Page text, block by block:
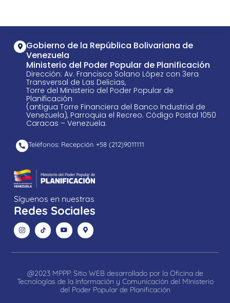
Gobierno de la República Bolivariana de
Venezuela
Ministerio del Poder Popular de Planificación
Dirección: Av. Francisco Solano López con 3era
Transversal de Las Delicias,
Torre del Ministerio del Poder Popular de
Planificación
(antigua Torre Financiera del Banco Industrial de
Venezuela), Parroquia el Recreo. Código Postal 1050
Caracas – Venezuela.
Teléfonos: Recepción +58 ​(212)9011111
Síguenos en nuestras
Redes Sociales
@2023 MPPP. Sitio WEB desarrollado por la Oficina de
Tecnologías de la Información y Comunicación del Ministerio
del Poder Popular de Planificación